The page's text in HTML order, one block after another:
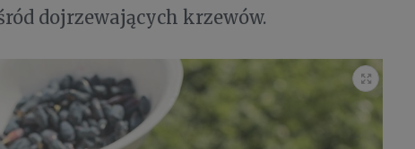
dojrzewających krzewów.